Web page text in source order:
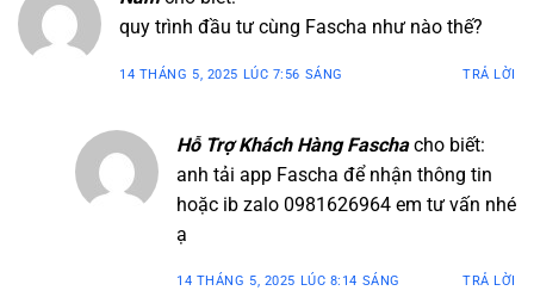
quy trình đầu tư cùng Fascha như nào thế?
14 THÁNG 5, 2025 LÚC 7:56 SÁNG TRẢ LỜI
Hỗ Trợ Khách Hàng Fascha cho biết:
anh tải app Fascha để nhận thông tin
hoặc ib zalo 0981626964 em tư vấn nhé
ạ
14 THÁNG 5, 2025 LÚC 8:14 SÁNG TRẢ LỜI